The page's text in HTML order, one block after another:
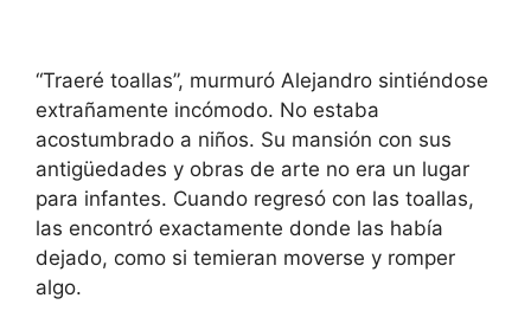
“Traeré toallas”, murmuró Alejandro sintiéndose
extrañamente incómodo. No estaba
acostumbrado a niños. Su mansión con sus
antigüedades y obras de arte no era un lugar
para infantes. Cuando regresó con las toallas,
las encontró exactamente donde las había
dejado, como si temieran moverse y romper
algo.